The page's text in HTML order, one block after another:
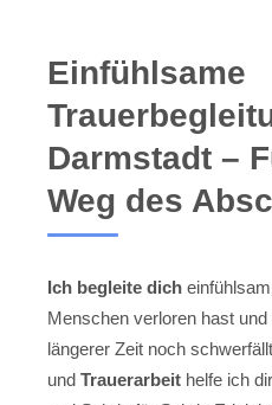
Einfühlsame
Darmstadt –
Weg des
Ich begleite dich
Menschen verloren hast
längerer Zeit noch
und Trauerarbeit helfe ich